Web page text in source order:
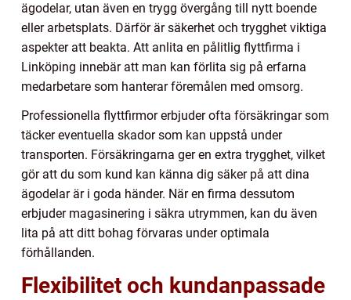
ägodelar, utan även en trygg övergång till nytt boende
eller arbetsplats. Därför är säkerhet och trygghet viktiga
aspekter att beakta. Att anlita en pålitlig flyttfirma i
Linköping innebär att man kan förlita sig på erfarna
medarbetare som hanterar föremålen med omsorg.
Professionella flyttfirmor erbjuder ofta försäkringar som
täcker eventuella skador som kan uppstå under
transporten. Försäkringarna ger en extra trygghet, vilket
gör att du som kund kan känna dig säker på att dina
ägodelar är i goda händer. När en firma dessutom
erbjuder magasinering i säkra utrymmen, kan du även
lita på att ditt bohag förvaras under optimala
förhållanden.
Flexibilitet och kundanpassade